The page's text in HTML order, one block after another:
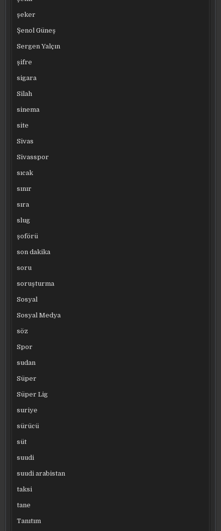
şeker
Şenol Güneş
Sergen Yalçın
şifre
sigara
Silah
sinema
site
Sivas
Sivasspor
sıcak
sınır
sıra
slug
şoförü
son dakika
soru
soruşturma
Sosyal
Sosyal Medya
söz
Spor
sudan
Süper
Süper Lig
suriye
sürücü
süt
suudi
suudi arabistan
taksi
tane
Tanıtım